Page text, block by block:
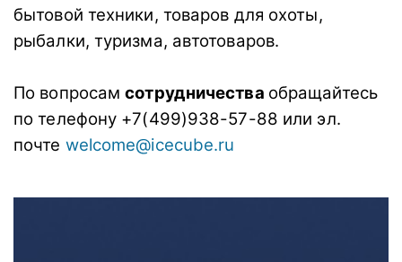
бытовой техники, товаров для охоты,
рыбалки, туризма, автотоваров.
По вопросамсотрудничества обращайтесь
по телефону +7(499)938-57-88 или эл.
почте welcome@icecube.ru